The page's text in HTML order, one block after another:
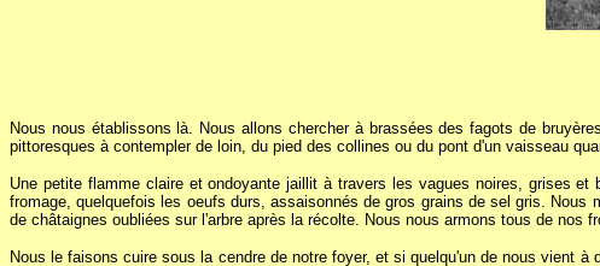
Nous nous établissons là. Nous allons chercher à brassées des fagots de
pittoresques à contempler de loin, du pied des collines ou du pont d'un vaisseau
Une petite flamme claire et ondoyante jaillit à travers les vagues noires, grises
fromage, quelquefois les oeufs durs, assaisonnés de gros grains de sel gris.
de châtaignes oubliées sur l'arbre après la récolte. Nous nous armons tous de
Nous le faisons cuire sous la cendre de notre foyer, et si quelqu'un de nous vient